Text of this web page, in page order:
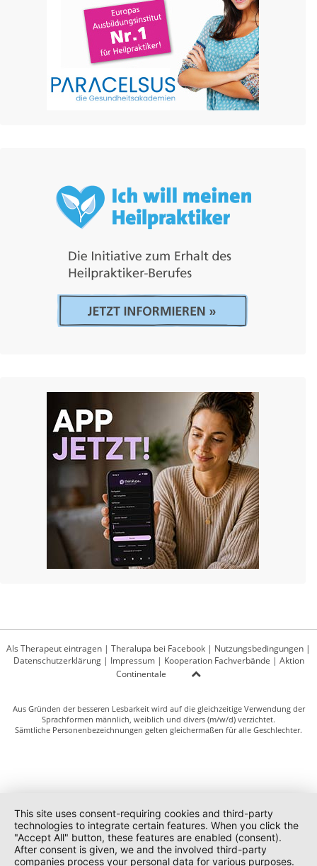
Als Therapeut eintragen | Theralupa bei Facebook | Nutzungsbedingungen |
Datenschutzerklärung| Impressum| Kooperation Fachverbände | Aktion
Continentale
Aus Gründen der besseren Lesbarkeit wird auf die gleichzeitige Verwendung der
Sprachformen männlich, weiblich und divers (m/w/d) verzichtet.
Sämtliche Personenbezeichnungen gelten gleichermaßen für alle Geschlechter.
This site uses consent-requiring cookies and third-party
technologies to integrate certain features. When you click the
"Accept All" button, these features are enabled (consent).
After consent is given, we and the involved third-party
companies process your personal data for various purposes.